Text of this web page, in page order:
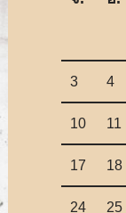
3 4
10 11
17 18
24 25